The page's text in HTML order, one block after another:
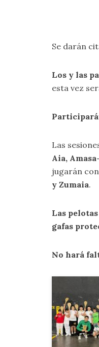
Se darán
Los y las
esta vez
Las
Aia,
jugarán
y Zumaia.
Las
gafas
No hará